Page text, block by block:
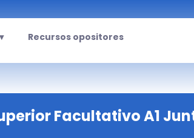
Recursos opositores
Facultativo A1